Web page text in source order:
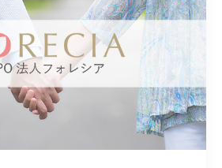
パートナー
寄付・応援